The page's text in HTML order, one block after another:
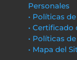
Personales
• Políticas
•
• Políticas
• Mapa del